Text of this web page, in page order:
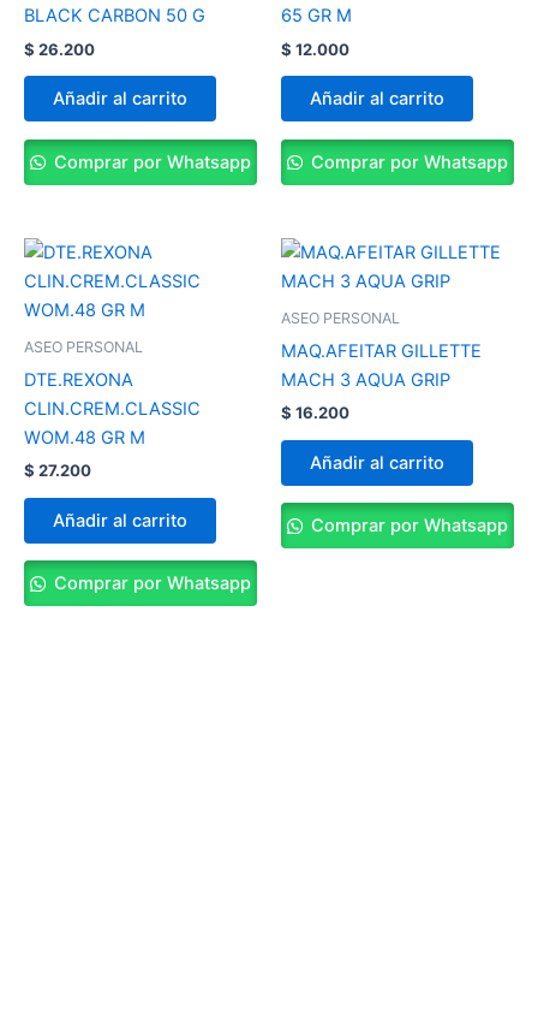
BLACK CARBON 50 G
$ 26.200
Añadir al carrito
Comprar por Whatsapp
65 GR M
$ 12.000
Añadir al carrito
Comprar por Whatsapp
ASEO PERSONAL
DTE.REXONA
CLIN.CREM.CLASSIC
WOM.48 GR M
$ 27.200
Añadir al carrito
Comprar por Whatsapp
ASEO PERSONAL
MAQ.AFEITAR GILLETTE
MACH 3 AQUA GRIP
$ 16.200
Añadir al carrito
Comprar por Whatsapp